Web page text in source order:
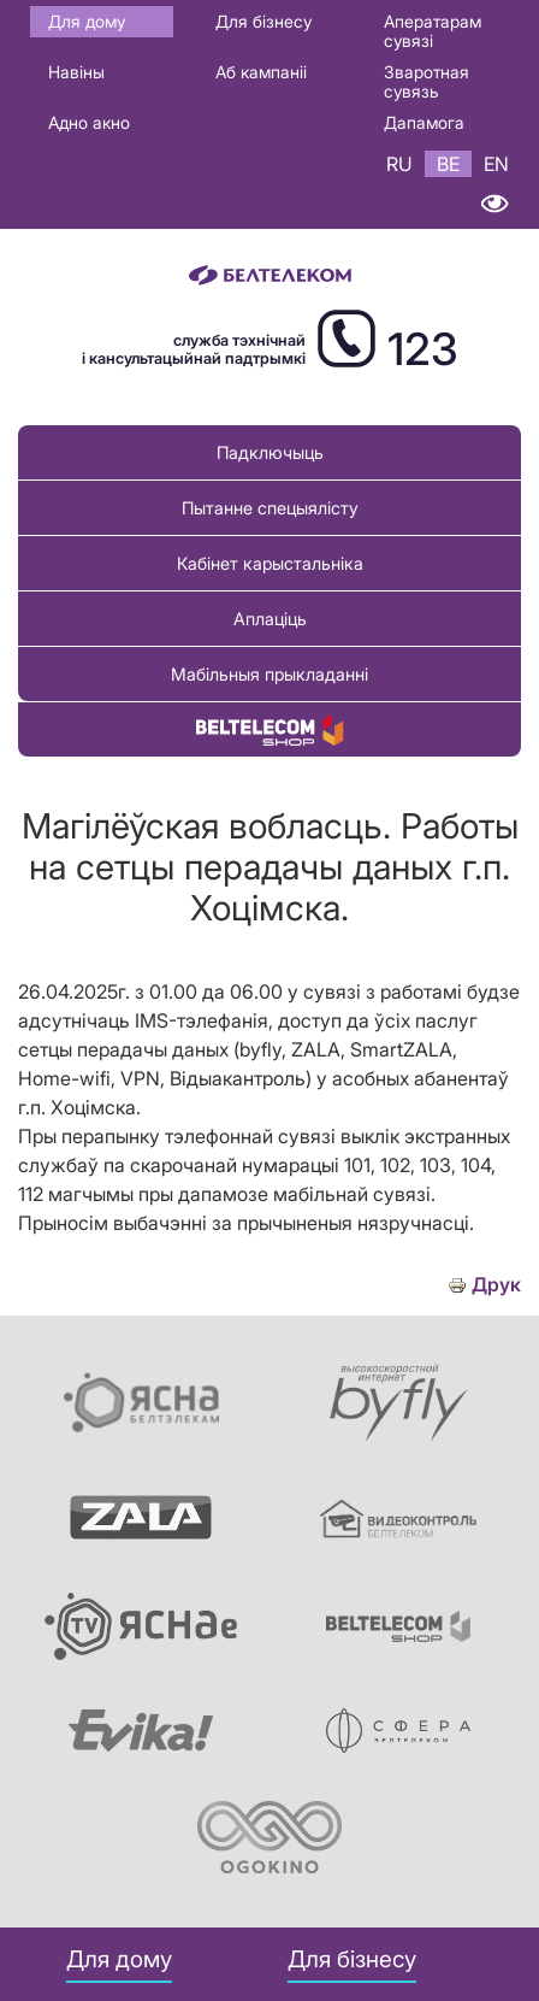
Основная
навигация
Для дому Для бізнесу
Аператарам
сувязі
Навіны
Аб кампаніі
Зваротная
сувязь
Адно акно
Дапамога
RU BE EN
служба тэхнічнай
і кансультацыйнай падтрымкі
123
Падключыць
Пытанне спецыялісту
Кабінет карыстальніка
Аплаціць
Мабільныя прыкладанні
Купіць тавар
Магілёўская вобласць. Работы
на сетцы перадачы даных г.п.
Хоцімска.
26.04.2025г. з 01.00 да 06.00 у сувязі з работамі будзе
адсутнічаць IMS-тэлефанія, доступ да ўсіх паслуг
сетцы перадачы даных (byfly, ZALA, SmartZALA,
Home-wifi, VPN, Вiдыакантроль) у асобных абанентаў
г.п. Хоцімска.
Пры перапынку тэлефоннай сувязі выклік экстранных
службаў па скарочанай нумарацыі 101, 102, 103, 104,
112 магчымы пры дапамозе мабільнай сувязі.
Прыносім выбачэнні за прычыненыя нязручнасці.
Друк
Для дому Для бізнесу